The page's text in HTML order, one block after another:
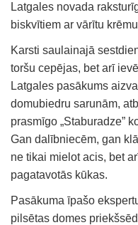
Latgales novada
biskvītiem ar vārītu
Karsti saulainajā
toršu cepējas, bet arī
Latgales pasākums
domubiedru sarunām,
prasmīgo „Staburadze”
Gan dalībniecēm, gan
ne tikai mielot acis, bet
pagatavotās kūkas.
Pasākuma īpašo
pilsētas domes